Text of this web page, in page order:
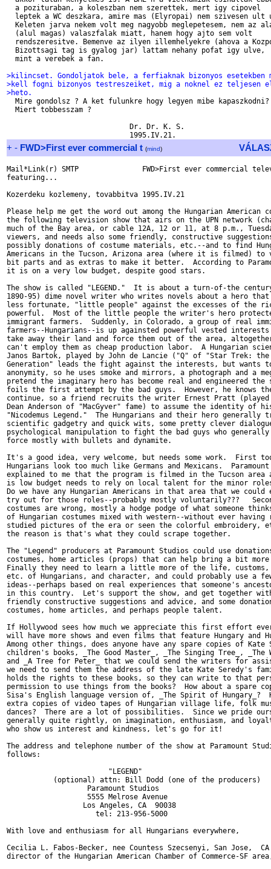
  a pozituraban, a koleszban nem szerettek, mert igy cipovel
leptek a WC deszkara, amire mas (Elyropai) nem szivesen ult
Keleten jarva nekem volt meg nagyobb meglepetesem, nem az
  (alul magas) valaszfalak miatt, hanem hogy ajto sem volt
rendszeresitve. Bemenve az ilyen illemhelyekre (ahova a
  Bizottsagi tag is gyalog jar) lattam nehany pofat igy ulve,
  mint a verebek a fan.
>kilincset. Gondoljatok bele, a ferfiaknak bizonyos esetekben
>kell fogni bizonyos testreszeiket, mig a noknel ez teljesen
>heto.
Mire gondolsz ? A ket fulunkre hogy legyen mibe kapaszkodni?
  Miert tobbesszam ?
                             Dr. Dr. K. S.
+ - FWD>First ever commercial t (mind)
Mail*Link(r) SMTP               FWD>First ever commercial
featuring...
Kozerdeku kozlemeny, tovabbitva 1995.IV.21
Please help me get the word out among the Hungarian American
the following television show that airs on the UPN network
much of the Bay area, or cable 12A, 12 or 11, at 8 p.m.,
viewers, and needs also some friendly, constructive
possibly donations of costume materials, etc.--and to find
Americans in the Tucson, Arizona area (where it is filmed) to
bit parts and as extras to make it better.  According to
it is on a very low budget, despite good stars.
The show is called "LEGEND."  It is about a turn-of-the
1890-95) dime novel writer who writes novels about a hero
less fortunate, "little people" against the excesses of the
powerful.  Most of the little people the writer's hero
immigrant farmers.  Suddenly, in Colorado, a group of real
farmers--Hungarians--is up againsted powerful vested interests
take away their land and force them out of the area,
can't employ them as cheap production labor.  A Hungarian
Janos Bartok, played by John de Lancie ("Q" of "Star Trek: the
Generation" leads the fight against the interests, but wants
anonymity, so he uses smoke and mirrors, a photograph and a
pretend the imaginary hero has become real and engineered
foils the first attempt by the bad guys.  However, he knows
continue, so a friend recruits the writer Ernest Pratt (played
Dean Anderson of "MacGyver" fame) to assume the identity of
"Nicodemus Legend."  The Hungarians and their hero generally
scientific gadgetry and quick wits, some pretty clever
psychological manipulation to fight the bad guys who
force mostly with bullets and dynamite.
It's a good idea, very welcome, but needs some work.  First
Hungarians look too much like Germans and Mexicans.
explained to me that the program is filmed in the Tucson area
is low budget needs to rely on local talent for the minor
Do we have any Hungarian Americans in that area that we could
try out for those roles--probably mostly voluntarily???
costumes are wrong, mostly a hodge podge of what someone
of Hungarian costumes mixed with western--without ever
studied pictures of the era or seen the colorful embroidery,
the reason is that's what they could scrape together.
The "Legend" producers at Paramount Studios could use
costumes, home articles (props) that can help bring a bit
Finally they need to learn a little more of the life,
etc. of Hungarians, and character, and could probably use a
ideas--perhaps based on real experiences that someone's
in this country.  Let's support the show, and get together
friendly constructive suggestions and advice, and some
costumes, home articles, and perhaps people talent.
If Hollywood sees how much we appreciate this first effort
will have more shows and even films that feature Hungary and
Among other things, does anyone have any spare copies of Kate
children's books, _The Good Master_, _The Singing Tree_, _The
and _A Tree for Peter_ that we could send the writers for
we need to send them the address of the late Kate Seredy's
holds the rights to these books, so they can write to that
permission to use things from the books?  How about a spare
Sisa's English language version of, _The Spirit of Hungary_?
extra copies of video tapes of Hungarian village life, folk
dances?  There are a lot of possibilities.  Since we pride
generally quite rightly, on imagination, enthusiasm, and
who show us interest and kindness, let's go for it!
The address and telephone number of the show at Paramount
follows:
                        "LEGEND"
           (optional) attn: Bill Dodd (one of the producers)
                   Paramount Studios
                   5555 Melrose Avenue
                  Los Angeles, CA  90038
                     tel: 213-956-5000
With love and enthusiasm for all Hungarians everywhere,
Cecilia L. Fabos-Becker, nee Countess Szecsenyi, San Jose,  CA
director of the Hungarian American Chamber of Commerce-SF